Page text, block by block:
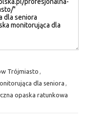
Trójmiasto ,
dla seniora ,
opaska ratunkowa